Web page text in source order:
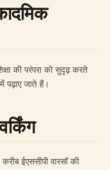
की परंपरा को सुदृढ़ करते
पढ़ाए जाते हैं।
ईएससीपी वारसॉ की